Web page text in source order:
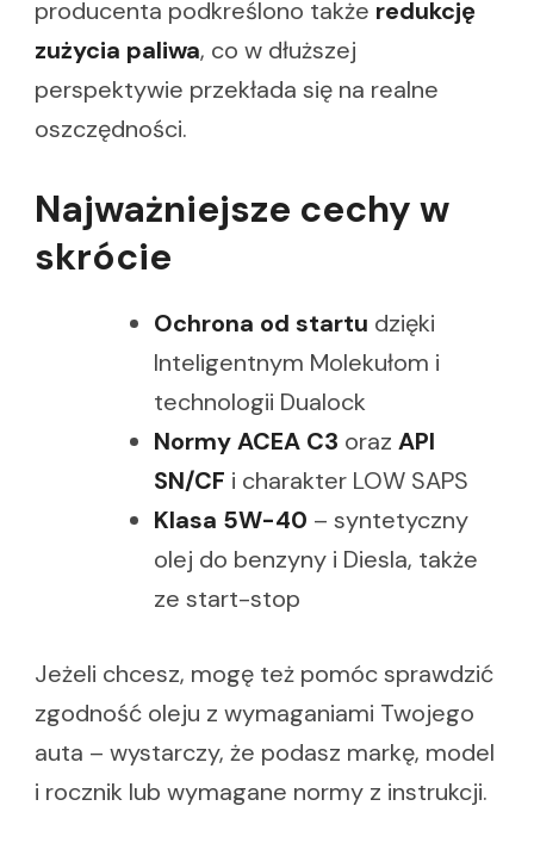
producenta podkreślono także redukcję
zużycia paliwa, co w dłuższej
perspektywie przekłada się na realne
oszczędności.
Najważniejsze cechy w
skrócie
Ochrona od startu dzięki
Inteligentnym Molekułom i
technologii Dualock
Normy ACEA C3 oraz API
SN/CF i charakter LOW SAPS
Klasa 5W-40 – syntetyczny
olej do benzyny i Diesla, także
ze start-stop
Jeżeli chcesz, mogę też pomóc sprawdzić
zgodność oleju z wymaganiami Twojego
auta – wystarczy, że podasz markę, model
i rocznik lub wymagane normy z instrukcji.